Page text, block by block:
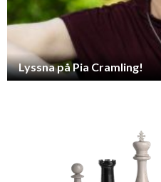
Lyssna på Pia Cramling!